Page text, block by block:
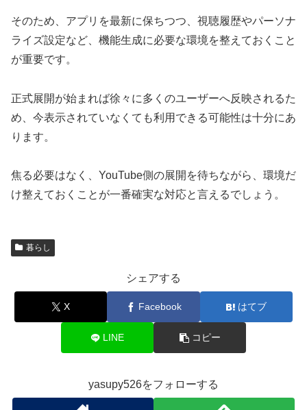
そのため、アプリを最新に保ちつつ、視聴履歴やパーソナ
ライズ設定など、機能生成に必要な環境を整えておくこと
が重要です。
正式展開が始まれば徐々に多くのユーザーへ反映されるた
め、今表示されていなくても利用できる可能性は十分にあ
ります。
焦る必要はなく、YouTube側の展開を待ちながら、環境だ
け整えておくことが一番確実な対応と言えるでしょう。
暮らし
シェアする
X Facebook はてブ
LINE コピー
yasupy526をフォローする